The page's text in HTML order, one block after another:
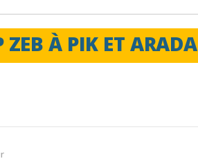
ZEB À PIK ET ARADA